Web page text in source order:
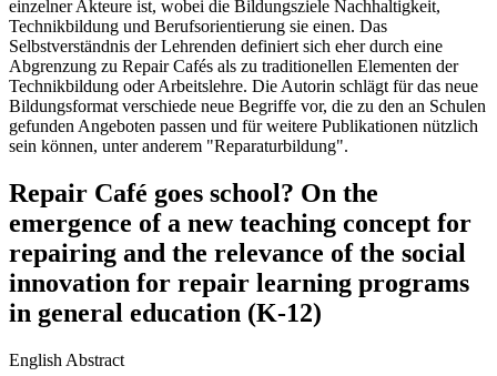
einzelner Akteure ist, wobei die Bildungsziele Nachhaltigkeit,
Technikbildung und Berufsorientierung sie einen. Das
Selbstverständnis der Lehrenden definiert sich eher durch eine
Abgrenzung zu Repair Cafés als zu traditionellen Elementen der
Technikbildung oder Arbeitslehre. Die Autorin schlägt für das neue
Bildungsformat verschiede neue Begriffe vor, die zu den an Schulen
gefunden Angeboten passen und für weitere Publikationen nützlich
sein können, unter anderem "Reparaturbildung".
Repair Café goes school? On the
emergence of a new teaching concept for
repairing and the relevance of the social
innovation for repair learning programs
in general education (K-12)
English Abstract